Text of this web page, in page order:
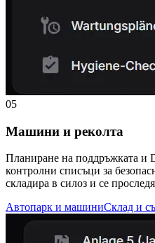
05
Машини и реколта
Планиране на поддръжката и
контролни списъци за
складира в силоз и се
Автопарк и машиниСклад и